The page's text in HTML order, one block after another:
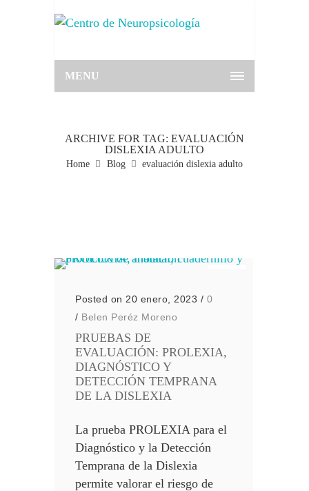
MENU
ARCHIVE FOR TAG: EVALUACIÓN
DISLEXIA ADULTO
Home Blog evaluación dislexia adulto
Posted on 20 enero, 2023 / 0
/ Belen Peréz Moreno
PRUEBAS DE
EVALUACIÓN: PROLEXIA,
DIAGNÓSTICO Y
DETECCIÓN TEMPRANA
DE LA DISLEXIA
La prueba PROLEXIA para el
Diagnóstico y la Detección
Temprana de la Dislexia
permite valorar el riesgo de